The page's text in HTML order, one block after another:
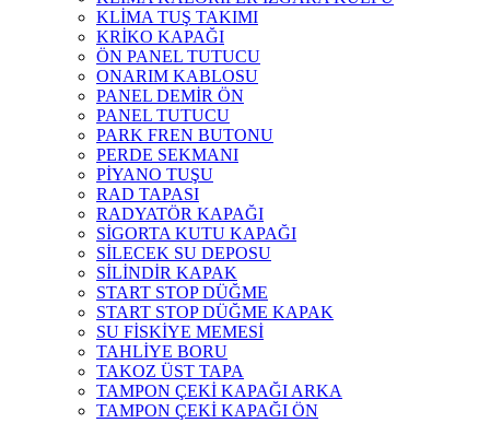
KLİMA TUŞ TAKIMI
KRİKO KAPAĞI
ÖN PANEL TUTUCU
ONARIM KABLOSU
PANEL DEMİR ÖN
PANEL TUTUCU
PARK FREN BUTONU
PERDE SEKMANI
PİYANO TUŞU
RAD TAPASI
RADYATÖR KAPAĞI
SİGORTA KUTU KAPAĞI
SİLECEK SU DEPOSU
SİLİNDİR KAPAK
START STOP DÜĞME
START STOP DÜĞME KAPAK
SU FİSKİYE MEMESİ
TAHLİYE BORU
TAKOZ ÜST TAPA
TAMPON ÇEKİ KAPAĞI ARKA
TAMPON ÇEKİ KAPAĞI ÖN